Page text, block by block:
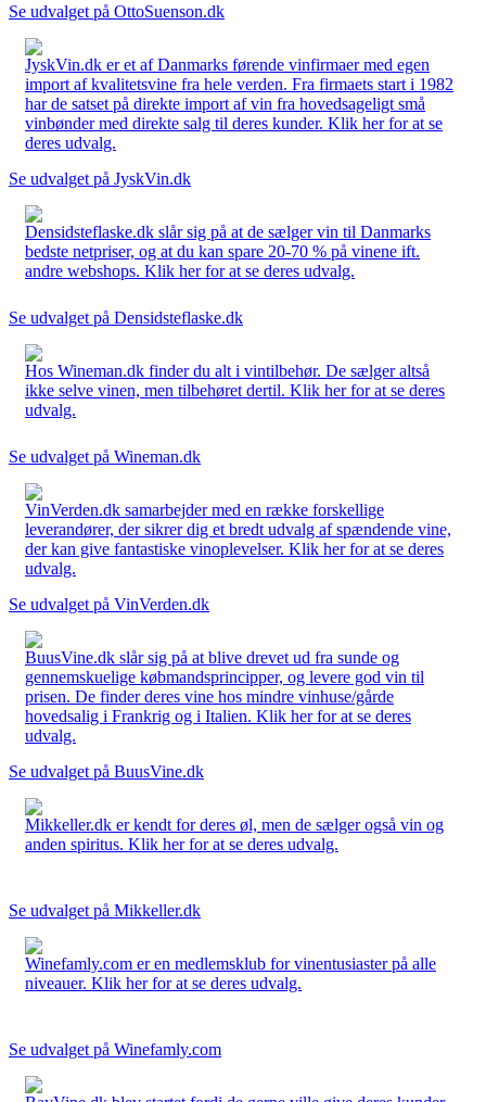
Se udvalget på OttoSuenson.dk
JyskVin.dk er et af Danmarks førende vinfirmaer med egen
import af kvalitetsvine fra hele verden. Fra firmaets start i 1982
har de satset på direkte import af vin fra hovedsageligt små
vinbønder med direkte salg til deres kunder. Klik her for at se
deres udvalg.
Se udvalget på JyskVin.dk
Densidsteflaske.dk slår sig på at de sælger vin til Danmarks
bedste netpriser, og at du kan spare 20-70 % på vinene ift.
andre webshops. Klik her for at se deres udvalg.
Se udvalget på Densidsteflaske.dk
Hos Wineman.dk finder du alt i vintilbehør. De sælger altså
ikke selve vinen, men tilbehøret dertil. Klik her for at se deres
udvalg.
Se udvalget på Wineman.dk
VinVerden.dk samarbejder med en række forskellige
leverandører, der sikrer dig et bredt udvalg af spændende vine,
der kan give fantastiske vinoplevelser. Klik her for at se deres
udvalg.
Se udvalget på VinVerden.dk
BuusVine.dk slår sig på at blive drevet ud fra sunde og
gennemskuelige købmandsprincipper, og levere god vin til
prisen. De finder deres vine hos mindre vinhuse/gårde
hovedsalig i Frankrig og i Italien. Klik her for at se deres
udvalg.
Se udvalget på BuusVine.dk
Mikkeller.dk er kendt for deres øl, men de sælger også vin og
anden spiritus. Klik her for at se deres udvalg.
Se udvalget på Mikkeller.dk
Winefamly.com er en medlemsklub for vinentusiaster på alle
niveauer. Klik her for at se deres udvalg.
Se udvalget på Winefamly.com